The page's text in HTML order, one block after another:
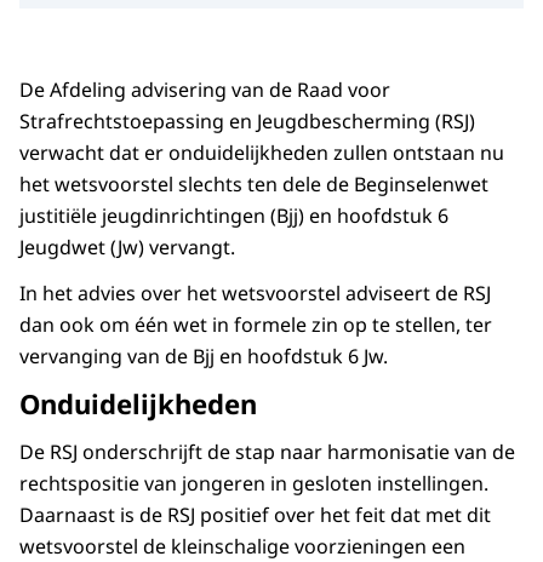
De Afdeling advisering van de Raad voor
Strafrechtstoepassing en Jeugdbescherming (RSJ)
verwacht dat er onduidelijkheden zullen ontstaan nu
het wetsvoorstel slechts ten dele de Beginselenwet
justitiële jeugdinrichtingen (Bjj) en hoofdstuk 6
Jeugdwet (Jw) vervangt.
In het advies over het wetsvoorstel adviseert de RSJ
dan ook om één wet in formele zin op te stellen, ter
vervanging van de Bjj en hoofdstuk 6 Jw.
Onduidelijkheden
De RSJ onderschrijft de stap naar harmonisatie van de
rechtspositie van jongeren in gesloten instellingen.
Daarnaast is de RSJ positief over het feit dat met dit
wetsvoorstel de kleinschalige voorzieningen een